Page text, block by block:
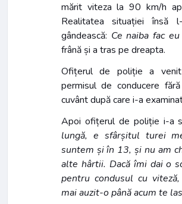
mărit viteza la 90 km/h
Realitatea situației însă
gândească: Ce naiba fac eu
frână și a tras pe dreapta.
Ofițerul de poliție a
permisul de conducere
cuvânt după care i-a
Apoi ofițerul de poliție i-a
lungă, e sfârșitul turei
suntem și în 13, și nu am
alte hârtii. Dacă îmi dai o
pentru condusul cu
mai auzit-o până acum te